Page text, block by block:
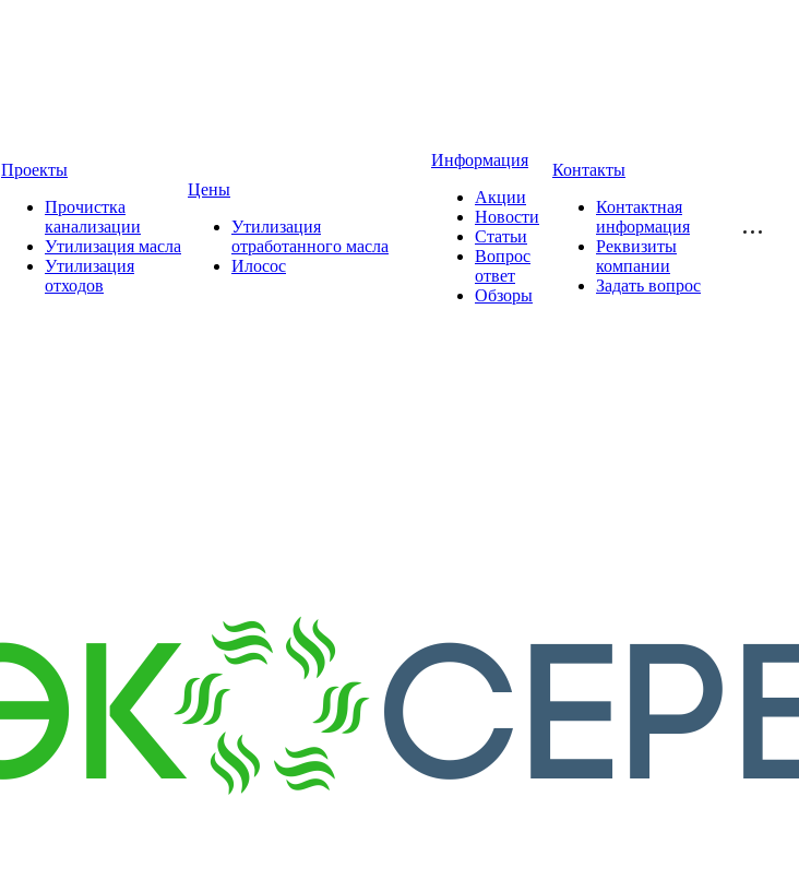
Проекты
Прочистка
канализации
Утилизация масла
Утилизация
отходов
Цены
Утилизация
отработанного масла
Илосос
Информация
Акции
Новости
Статьи
Вопрос
ответ
Обзоры
Контакты
Контактная
информация
Реквизиты
компании
Задать вопрос